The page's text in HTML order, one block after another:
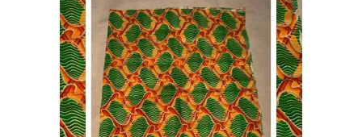
AJOUTER AU PANIER